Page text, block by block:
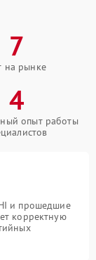
7
на рынке
4
опыт работы
и прошедшие
корректную